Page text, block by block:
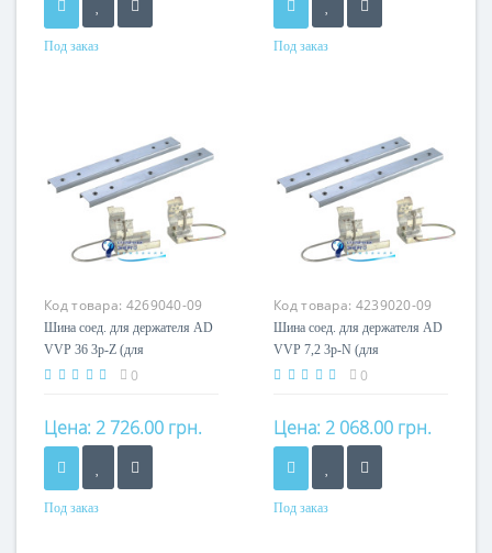
Под заказ Под заказ
Код товара: 4269040-09
Шина соед. для держателя AD
VVP 36 3p-Z (для
внешн.монтажа)0
Цена: 2 726.00 грн.
Под заказ
Код товара: 4239020-09
Шина соед. для держателя AD
VVP 7,2 3p-N (для
внутр.монтажа) 0
Цена: 2 068.00 грн.
Под заказ